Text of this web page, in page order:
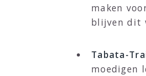
maken
blijven dit
Tabata-
moedigen